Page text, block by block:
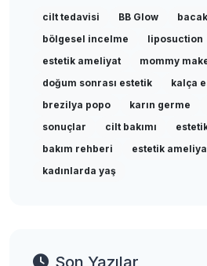
cilt tedavisi BB Glow
bölgesel incelme
liposuction
estetik ameliyat
mommy
doğum sonrası estetik
kalça
brezilya popo
karın germe
sonuçlar
cilt bakımı
bakım rehberi
estetik
kadınlarda yaş
Son Yazılar